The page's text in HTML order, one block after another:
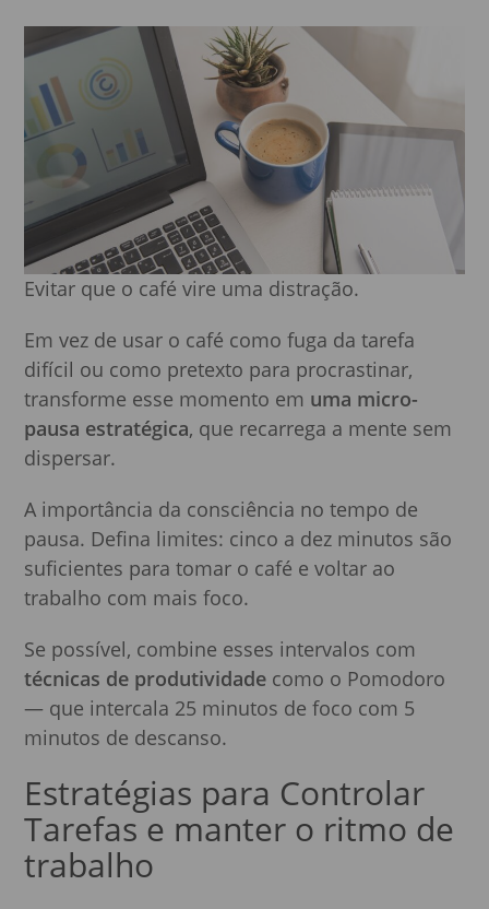
Evitar que o café vire uma distração.
Em vez de usar o café como fuga da tarefa
difícil ou como pretexto para procrastinar,
transforme esse momento em uma micro-
pausa estratégica, que recarrega a mente sem
dispersar.
A importância da consciência no tempo de
pausa. Defina limites: cinco a dez minutos são
suficientes para tomar o café e voltar ao
trabalho com mais foco.
Se possível, combine esses intervalos com
técnicas de produtividade como o Pomodoro
— que intercala 25 minutos de foco com 5
minutos de descanso.
Estratégias para Controlar
Tarefas e manter o ritmo de
trabalho